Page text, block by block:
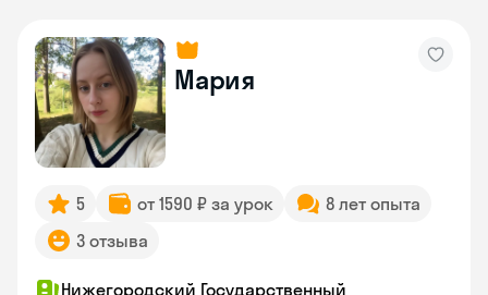
Мария
5 от 1590 ₽ за урок
8 лет опыта
3 отзыва
Нижегородский Государственный